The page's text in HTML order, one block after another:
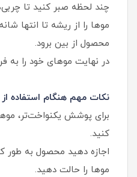
چند لحظه صبر کنید تا
موها را از ریشه تا انتها
محصول از بین برود.
در نهایت موهای خود را به
نکات مهم هنگام استفاده
برای پوشش یکنواخت‌تر،
کنید.
اجازه دهید محصول به
موها را حالت دهید.